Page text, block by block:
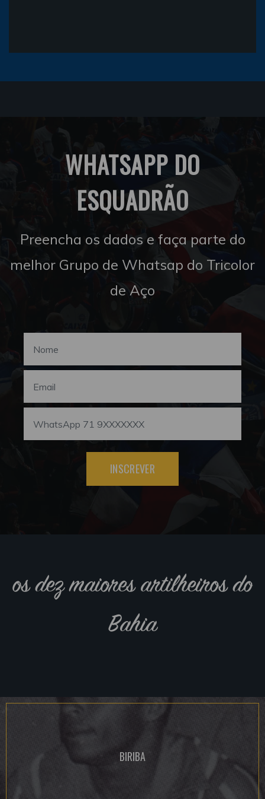
WHATSAPP DO
ESQUADRÃO
Preencha os dados e faça parte do
melhor Grupo de Whatsap do Tricolor
de Aço
INSCREVER
os dez maiores artilheiros do
Bahia
BIRIBA